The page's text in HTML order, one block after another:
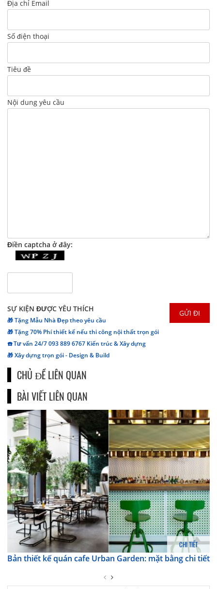
Địa chỉ Email
Số điện thoại
Tiêu đề
Nội dung yêu cầu
Điền captcha ở đây:
SỰ KIỆN ĐƯỢC YÊU THÍCH
🎁 Tặng Mẫu Nhà Đẹp theo yêu cầu
🎁 Tặng 70% Phí thiết kế nếu thi công nội thất trọn gói
☎️ Tư vấn 24/7 093 889 6767 Kiến trúc & Xây dựng
🎁 Xây dựng trọn gói - Design & Build
CHỦ ĐỀ LIÊN QUAN
BÀI VIẾT LIÊN QUAN
CHI TIẾT
Bản thiết kế quán cafe Urban Garden: mặt bằng chi tiết